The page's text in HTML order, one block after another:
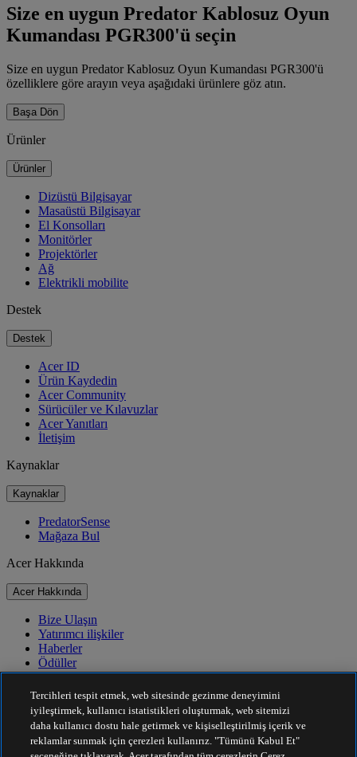
Size en uygun Predator Kablosuz Oyun
Kumandası PGR300'ü seçin
Size en uygun Predator Kablosuz Oyun Kumandası PGR300'ü
özelliklere göre arayın veya aşağıdaki ürünlere göz atın.
Başa Dön
Ürünler
Ürünler
Dizüstü Bilgisayar
Masaüstü Bilgisayar
El Konsolları
Monitörler
Projektörler
Ağ
Elektrikli mobilite
Destek
Destek
Acer ID
Ürün Kaydedin
Acer Community
Sürücüler ve Kılavuzlar
Acer Yanıtları
İletişim
Kaynaklar
Kaynaklar
PredatorSense
Mağaza Bul
Acer Hakkında
Acer Hakkında
Bize Ulaşın
Yatırımcı ilişkiler
Haberler
Ödüller
Etkinlikler
Sürdürülebilirlik
Sürdürülebilirlik
Tercihleri tespit etmek, web sitesinde gezinme deneyimini
iyileştirmek, kullanıcı istatistikleri oluşturmak, web sitemizi
daha kullanıcı dostu hale getirmek ve kişiselleştirilmiş içerik ve
reklamlar sunmak için çerezleri kullanırız. "Tümünü Kabul Et"